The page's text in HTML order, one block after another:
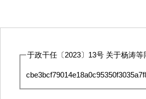
于政干任〔2023〕13号 关于杨涛